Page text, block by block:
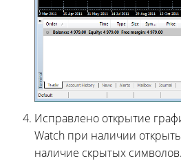
Исправлено открытие
Watch при наличии
наличие скрытых символов.